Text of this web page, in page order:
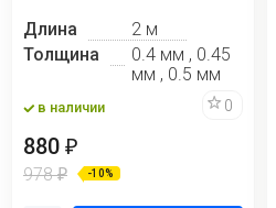
Длина
2 м
Толщина
0.4 мм , 0.45
мм , 0.5 мм
в наличии 0
880 ₽
978₽ -10%